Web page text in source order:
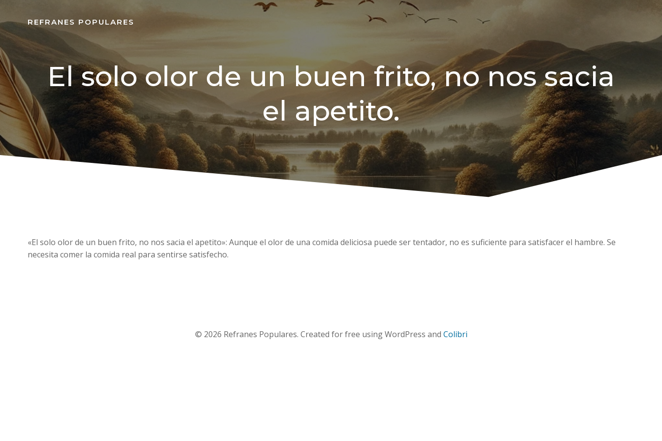
REFRANES POPULARES
El solo olor de un buen frito, no nos sacia
el apetito.
«El solo olor de un buen frito, no nos sacia el apetito»: Aunque el olor de una comida deliciosa puede ser tentador, no es suficiente para satisfacer el hambre. Se
necesita comer la comida real para sentirse satisfecho.
© 2026 Refranes Populares. Created for free using WordPress and Colibri